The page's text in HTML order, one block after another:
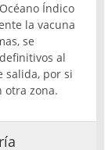
Índico
la vacuna
se
al
salida, por si
otra zona.